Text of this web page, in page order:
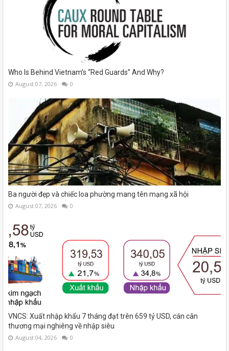
Who Is Behind Vietnam’s “Red Guards” And Why?
August 07, 2026 0
Ba người đẹp và chiếc loa phường mang tên mạng xã hội
August 07, 2026 0
VNCS: Xuất nhập khẩu 7 tháng đạt trên 659 tỷ USD, cán cân
thương mại nghiêng về nhập siêu
August 04, 2026 0